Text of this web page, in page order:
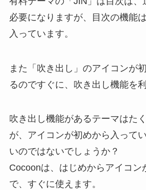
必要になりますが、目次の機能
入っています。
また「吹き出し」のアイコンが
るのですぐに、吹き出し機能を
吹き出し機能があるテーマはた
が、アイコンが初めから入って
いのではないでしょうか？
Cocoonは、はじめからアイコン
で、すぐに使えます。